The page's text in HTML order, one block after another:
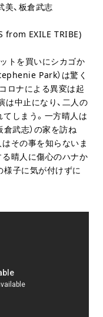
美、板倉武志
from EXILE TRIBE)
トを買いにシカゴか
Park）は驚く
ロナによる異変は起
は中止になり、二人の
しまう。一方晴人は
倉武志）の家を訪ね
その事を知らないま
る晴人に傷心のハナか
様子に気が付けずに